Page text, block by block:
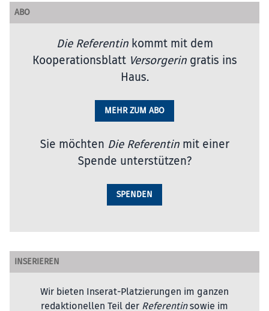
ABO
Die Referentinkommt mit dem
Kooperationsblatt Versorgeringratis ins
Haus.
MEHR ZUM ABO
Sie möchten Die Referentinmit einer
Spende unterstützen?
SPENDEN
INSERIEREN
Wir bieten Inserat-Platzierungen im ganzen
redaktionellen Teil der Referentinsowie im